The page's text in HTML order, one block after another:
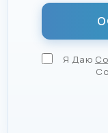
Я Даю